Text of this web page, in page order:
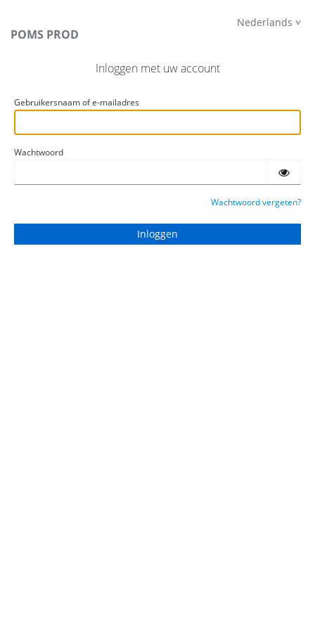
POMS PROD
Nederlands
Inloggen met uw account
Gebruikersnaam of e-mailadres
Wachtwoord
Wachtwoord vergeten?